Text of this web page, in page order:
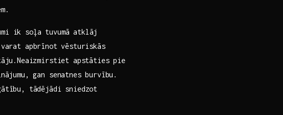
ik ‍soļa tuvumā atklāj‌
apbrīnot vēsturiskās
apstāties pie
gan ‌senatnes burvību.
tādējādi sniedzot